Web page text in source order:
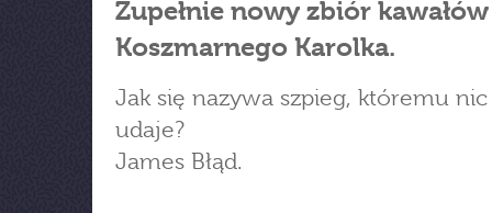
Zupełnie nowy zbiór kawałów
Koszmarnego Karolka.
Jak się nazywa szpieg, któremu
udaje?
James Błąd.